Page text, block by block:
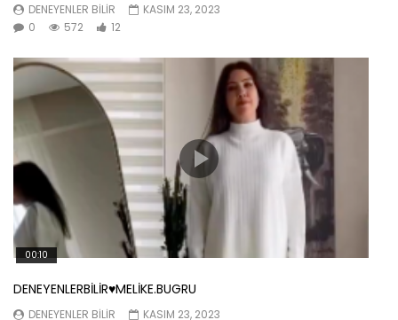
DENEYENLER BILIR
KASIM 23, 2023
0
572 12
00:10
DENEYENLERBİLİR♥️MELİKE.BUGRU
DENEYENLER BILIR
KASIM 23, 2023